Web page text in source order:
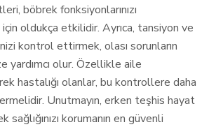
böbrek fonksiyonlarınızı
oldukça etkilidir. Ayrıca, tansiyon ve
kontrol ettirmek, olası sorunların
yardımcı olur. Özellikle aile
hastalığı olanlar, bu kontrollere daha
Unutmayın, erken teşhis hayat
sağlığınızı korumanın en güvenli